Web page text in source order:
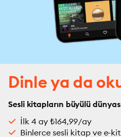
Dinle ya da
Sesli kitapların büyülü
İlk 4 ay ₺164,99/ay
Binlerce sesli kitap ve e-